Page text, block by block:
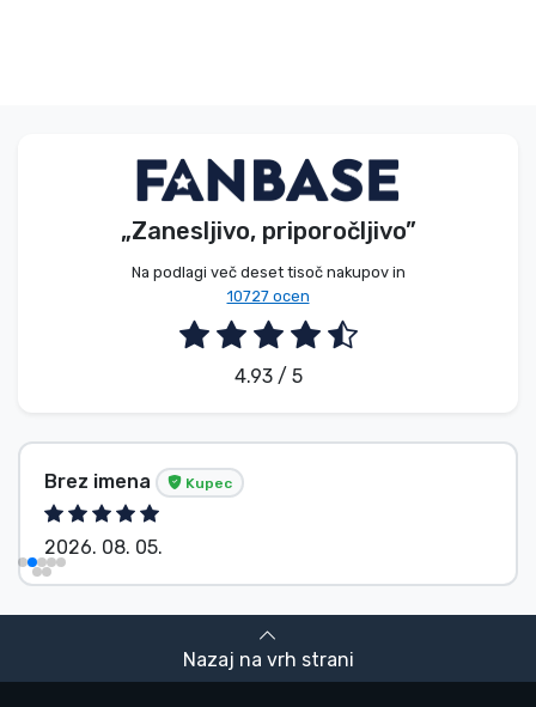
„Zanesljivo, priporočljivo”
Na podlagi več deset tisoč nakupov in
10727 ocen
4.93 / 5
Brez imena Kupec
2026. 08. 05.
Nazaj na vrh strani
Blagovne znamke